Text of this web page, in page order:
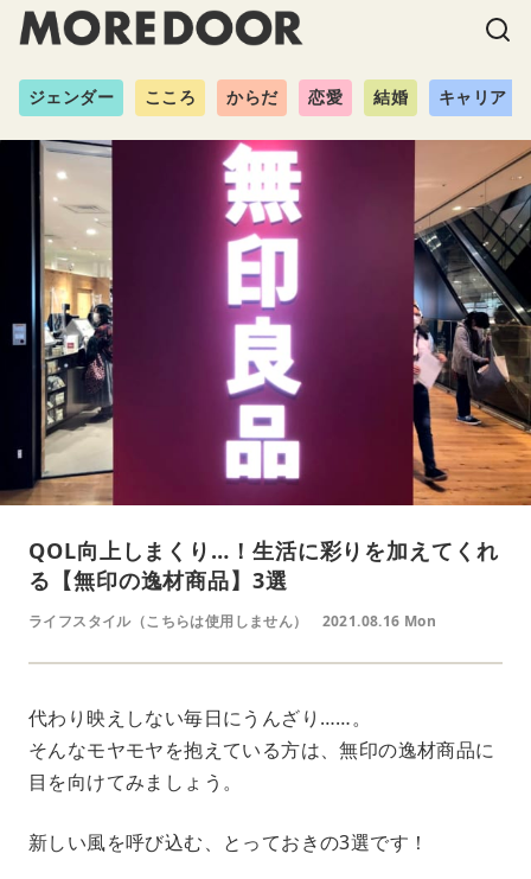
ジェンダー こころ からだ 恋愛 結婚 キャリア
QOL向上しまくり…！生活に彩りを加えてくれ
る【無印の逸材商品】3選
ライフスタイル（こちらは使用しません） 2021.08.16 Mon
代わり映えしない毎日にうんざり……。
そんなモヤモヤを抱えている方は、無印の逸材商品に
目を向けてみましょう。
新しい風を呼び込む、とっておきの3選です！